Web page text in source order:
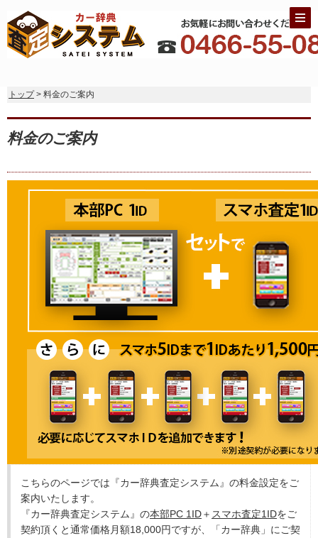
トップ> 料金のご案内
料金のご案内
こちらのページでは『カー辞典査定システム』の料金設定をご
案内いたします。
『カー辞典査定システム』の本部PC 1ID＋ スマホ査定1IDをご
契約頂くと通常価格月額18,000円ですが、「カー辞典」にご契